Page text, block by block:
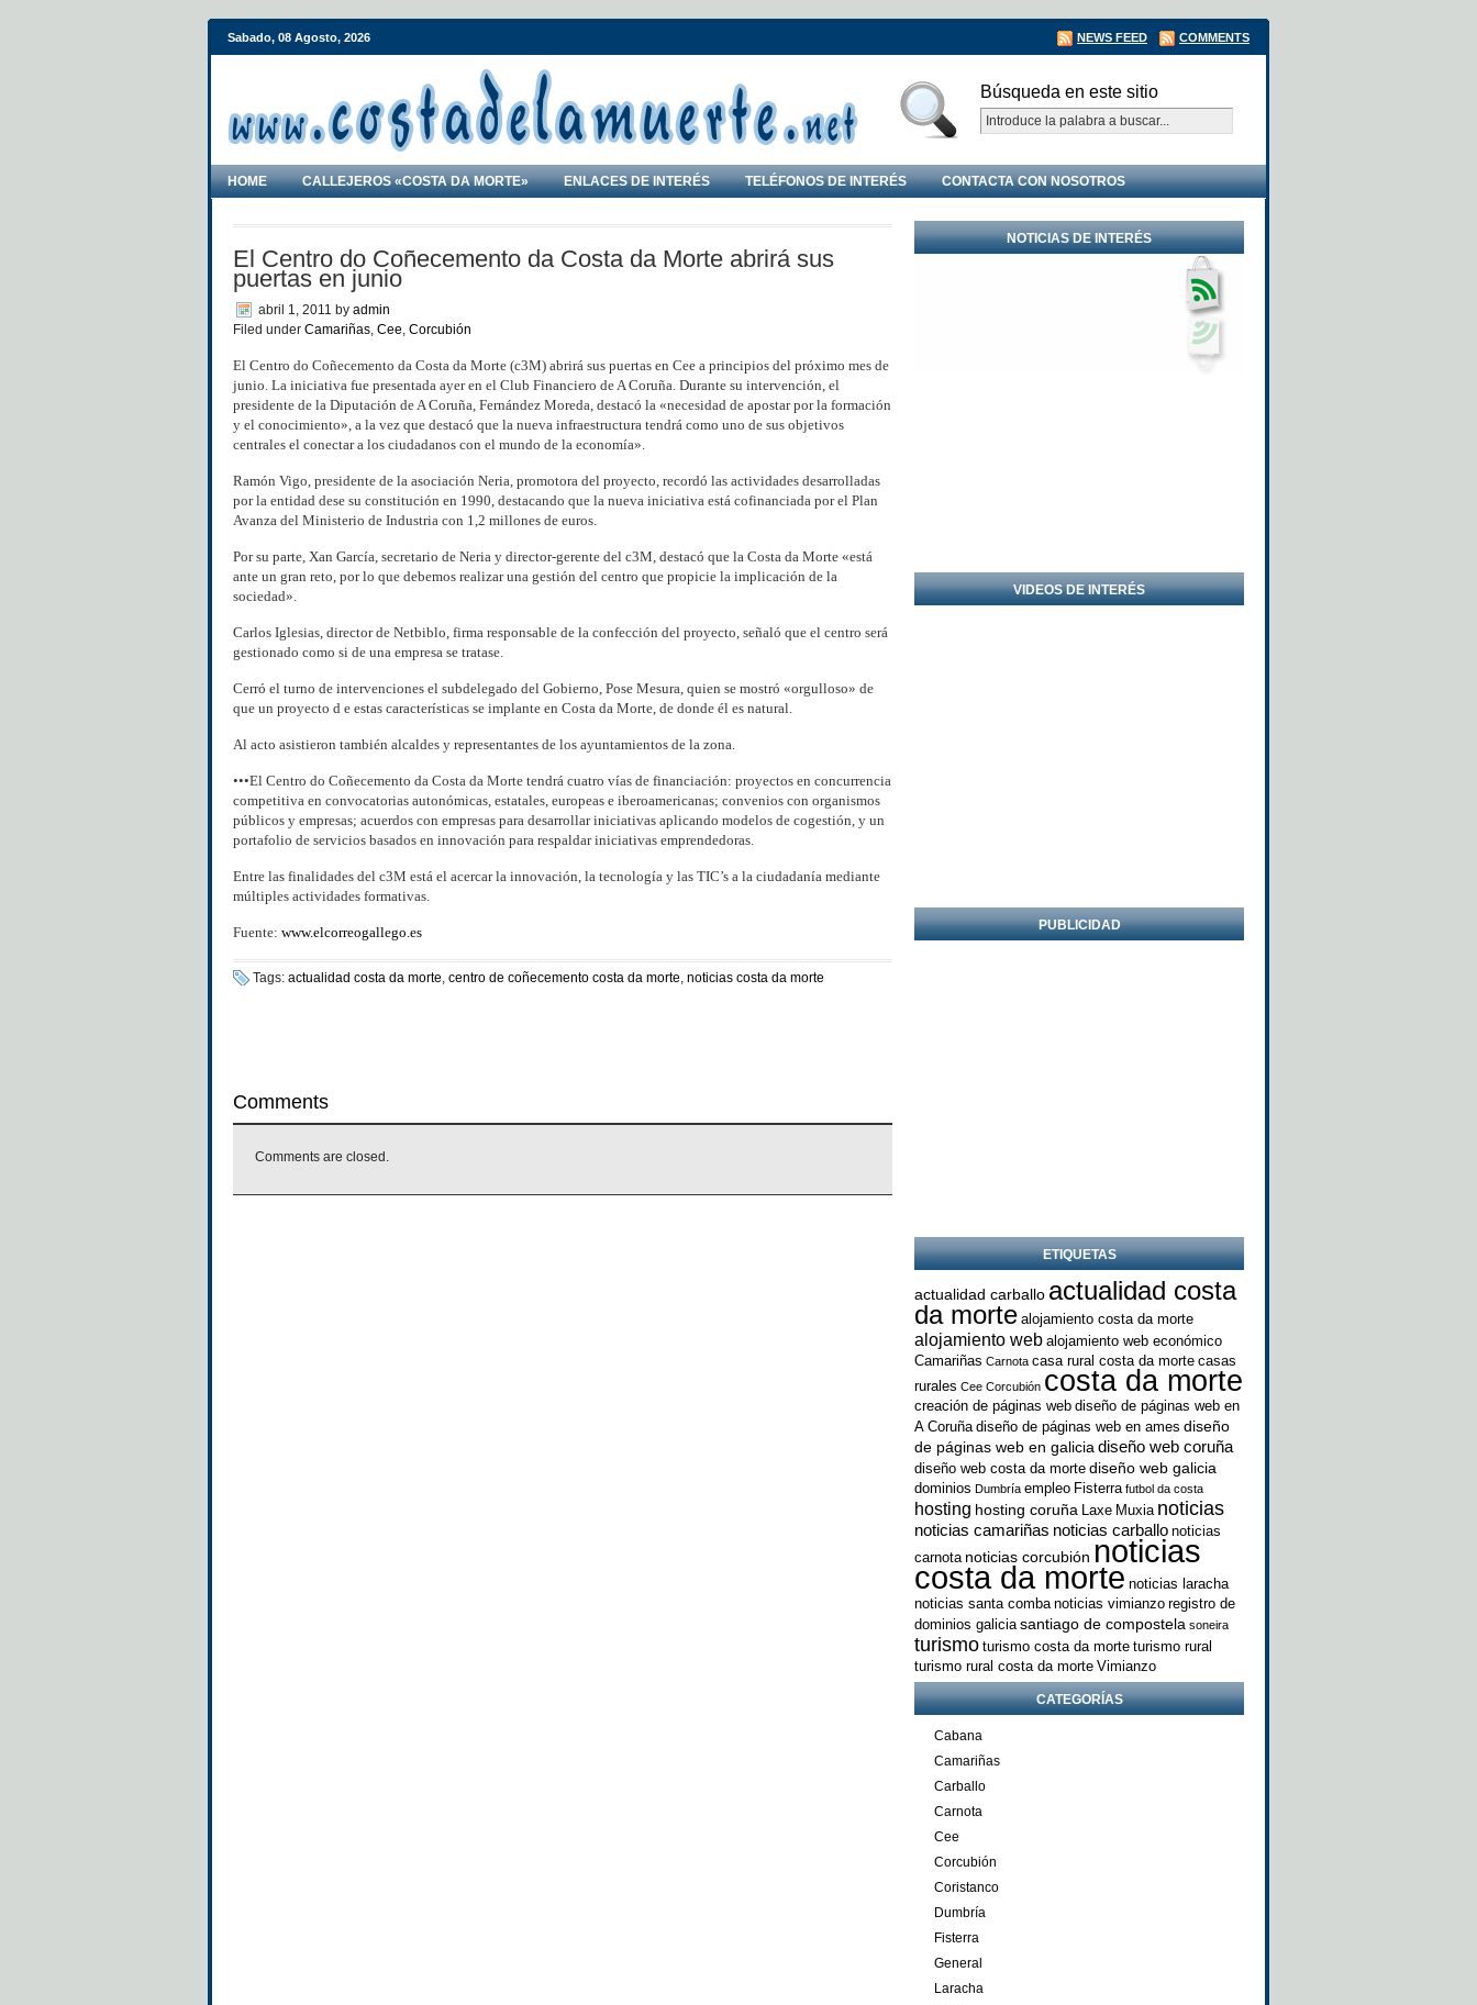
Sabado, 08 Agosto, 2026 NEWS FEED COMMENTS
Búsqueda en este sitio
HOME CALLEJEROS «COSTA DA MORTE» ENLACES DE INTERÉS TELÉFONOS DE INTERÉS CONTACTA CON NOSOTROS
El Centro do Coñecemento da Costa da Morte abrirá sus
puertas en junio
abril 1, 2011 by admin
Filed under Camariñas, Cee, Corcubión
El Centro do Coñecemento da Costa da Morte (c3M) abrirá sus puertas en Cee a principios del próximo mes de
junio. La iniciativa fue presentada ayer en el Club Financiero de A Coruña. Durante su intervención, el
presidente de la Diputación de A Coruña, Fernández Moreda, destacó la «necesidad de apostar por la formación
y el conocimiento», a la vez que destacó que la nueva infraestructura tendrá como uno de sus objetivos
centrales el conectar a los ciudadanos con el mundo de la economía».
Ramón Vigo, presidente de la asociación Neria, promotora del proyecto, recordó las actividades desarrolladas
por la entidad dese su constitución en 1990, destacando que la nueva iniciativa está cofinanciada por el Plan
Avanza del Ministerio de Industria con 1,2 millones de euros.
Por su parte, Xan García, secretario de Neria y director-gerente del c3M, destacó que la Costa da Morte «está
ante un gran reto, por lo que debemos realizar una gestión del centro que propicie la implicación de la
sociedad».
Carlos Iglesias, director de Netbiblo, firma responsable de la confección del proyecto, señaló que el centro será
gestionado como si de una empresa se tratase.
Cerró el turno de intervenciones el subdelegado del Gobierno, Pose Mesura, quien se mostró «orgulloso» de
que un proyecto d e estas características se implante en Costa da Morte, de donde él es natural.
Al acto asistieron también alcaldes y representantes de los ayuntamientos de la zona.
•••El Centro do Coñecemento da Costa da Morte tendrá cuatro vías de financiación: proyectos en concurrencia
competitiva en convocatorias autonómicas, estatales, europeas e iberoamericanas; convenios con organismos
públicos y empresas; acuerdos con empresas para desarrollar iniciativas aplicando modelos de cogestión, y un
portafolio de servicios basados en innovación para respaldar iniciativas emprendedoras.
Entre las finalidades del c3M está el acercar la innovación, la tecnología y las TIC’s a la ciudadanía mediante
múltiples actividades formativas.
Fuente: www.elcorreogallego.es
Tags: actualidad costa da morte, centro de coñecemento costa da morte, noticias costa da morte
Comments
Comments are closed.
NOTICIAS DE INTERÉS
VIDEOS DE INTERÉS
PUBLICIDAD
ETIQUETAS
actualidad carballo actualidad costa
da morte alojamiento costa da morte
alojamiento web alojamiento web económico
Camariñas Carnota casa rural costa da morte casas
rurales Cee Corcubión costa da morte
creación de páginas web diseño de páginas web en
A Coruña diseño de páginas web en ames diseño
de páginas web en galicia diseño web coruña
diseño web costa da morte diseño web galicia
dominios Dumbría empleo Fisterra futbol da costa
hosting hosting coruña Laxe Muxia noticias
noticias camariñas noticias carballo noticias
carnota noticias corcubión noticias
costa da morte noticias laracha
noticias santa comba noticias vimianzo registro de
dominios galicia santiago de compostela soneira
turismo turismo costa da morte turismo rural
turismo rural costa da morte Vimianzo
CATEGORÍAS
Cabana
Camariñas
Carballo
Carnota
Cee
Corcubión
Coristanco
Dumbría
Fisterra
General
Laracha